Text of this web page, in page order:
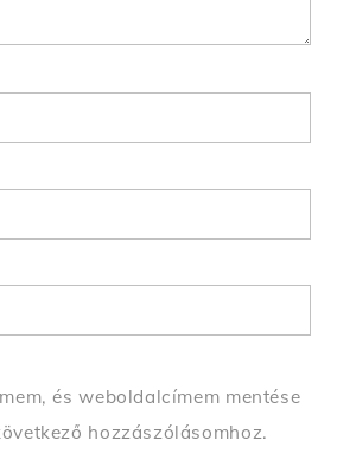
és weboldalcímem mentése
hozzászólásomhoz.